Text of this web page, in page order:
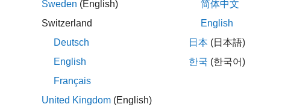
Sweden (English)
Switzerland
Deutsch
English
Français
United Kingdom (English)
简体中文
English
日本 (日本語)
한국 (한국어)